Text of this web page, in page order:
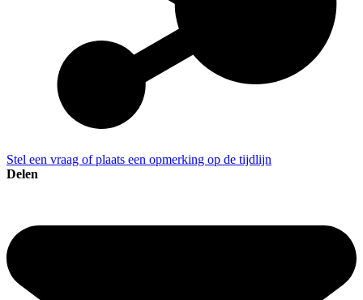
Stel een vraag of plaats een opmerking op de tijdlijn
Delen